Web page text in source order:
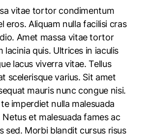
vitae tortor condimentum
eros. Aliquam nulla facilisi cras
Amet massa vitae tortor
lacinia quis. Ultrices in iaculis
lacus viverra vitae. Tellus
scelerisque varius. Sit amet
mauris nunc congue nisi.
imperdiet nulla malesuada
Netus et malesuada fames ac
sed. Morbi blandit cursus risus